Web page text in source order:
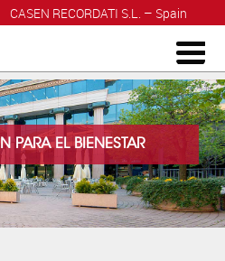
CASEN RECORDATI S.L. – Spain
PARA EL BIENESTAR